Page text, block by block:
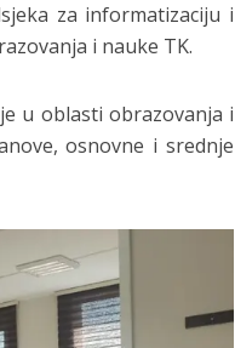
za informatizaciju i
i nauke TK.
u oblasti obrazovanja i
osnovne i srednje